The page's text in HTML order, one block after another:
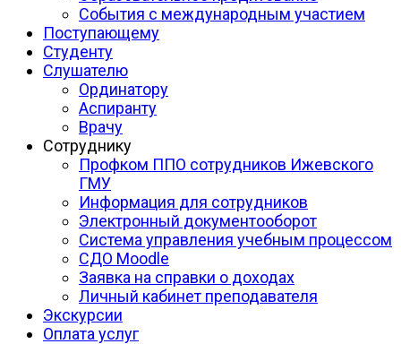
События с международным участием
Поступающему
Студенту
Слушателю
Ординатору
Аспиранту
Врачу
Сотруднику
Профком ППО сотрудников Ижевского
ГМУ
Информация для сотрудников
Электронный документооборот
Система управления учебным процессом
СДО Moodle
Заявка на справки о доходах
Личный кабинет преподавателя
Экскурсии
Оплата услуг